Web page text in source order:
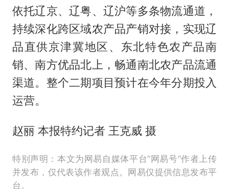
依托辽京、辽粤、辽沪等多条物流通道，
持续深化跨区域农产品产销对接，实现辽
品直供京津冀地区、东北特色农产品南
销、南方优品北上，畅通南北农产品流通
渠道。整个二期项目预计在今年分期投入
运营。
赵丽 本报特约记者 王克威 摄
特别声明：本文为网易自媒体平台“网易号”作者上传
并发布，仅代表该作者观点。网易仅提供信息发布平
台。